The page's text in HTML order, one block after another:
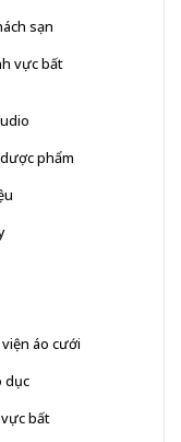
sạn
vực bất
phẩm
áo cưới
dục
bất